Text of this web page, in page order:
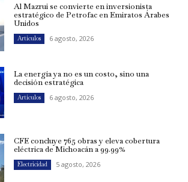
Al Mazrui se convierte en inversionista
estratégico de Petrofac en Emiratos Árabes
Unidos
Artículos 6 agosto, 2026
La energía ya no es un costo, sino una
decisión estratégica
Artículos 6 agosto, 2026
CFE concluye 765 obras y eleva cobertura
eléctrica de Michoacán a 99.99%
Electricidad 5 agosto, 2026